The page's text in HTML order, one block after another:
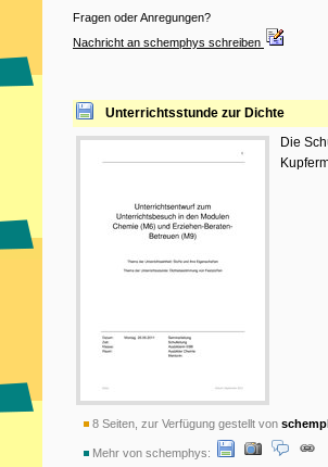
Fragen oder Anregungen?
Nachricht an schemphys schreiben
Unterrichtsstunde zur Dichte
Die
8 Seiten, zur Verfügung gestellt von
Mehr von schemphys: